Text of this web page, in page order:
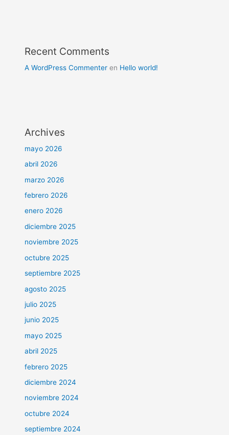
Recent Comments
A WordPress Commenter en Hello world!
Archives
mayo 2026
abril 2026
marzo 2026
febrero 2026
enero 2026
diciembre 2025
noviembre 2025
octubre 2025
septiembre 2025
agosto 2025
julio 2025
junio 2025
mayo 2025
abril 2025
febrero 2025
diciembre 2024
noviembre 2024
octubre 2024
septiembre 2024